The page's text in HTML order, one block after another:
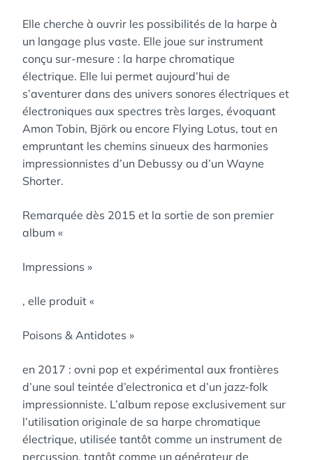
Elle cherche à ouvrir les possibilités de la harpe à
un langage plus vaste. Elle joue sur instrument
conçu sur-mesure : la harpe chromatique
électrique. Elle lui permet aujourd’hui de
s’aventurer dans des univers sonores électriques et
électroniques aux spectres très larges, évoquant
Amon Tobin, Björk ou encore Flying Lotus, tout en
empruntant les chemins sinueux des harmonies
impressionnistes d’un Debussy ou d’un Wayne
Shorter.
Remarquée dès 2015 et la sortie de son premier
album «
Impressions »
, elle produit «
Poisons & Antidotes »
en 2017 : ovni pop et expérimental aux frontières
d’une soul teintée d’electronica et d’un jazz-folk
impressionniste. L’album repose exclusivement sur
l’utilisation originale de sa harpe chromatique
électrique, utilisée tantôt comme un instrument de
percussion, tantôt comme un générateur de